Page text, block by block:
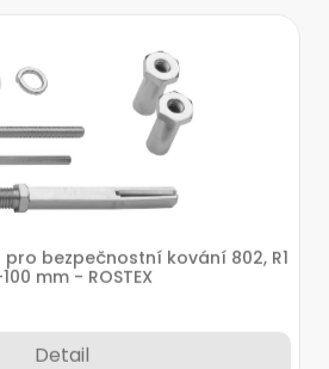
bezpečnostní kování 802, R1
mm - ROSTEX
Detail